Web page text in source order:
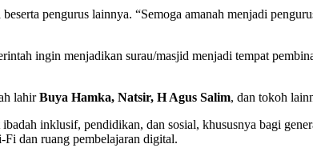
pengurus lainnya. “Semoga amanah menjadi
ingin menjadikan surau/masjid menjadi tempat
lahirBuya Hamka, Natsir, H Agus Salim, dan tokoh
inklusif, pendidikan, dan sosial, khususnya bagi
dan ruang pembelajaran digital.